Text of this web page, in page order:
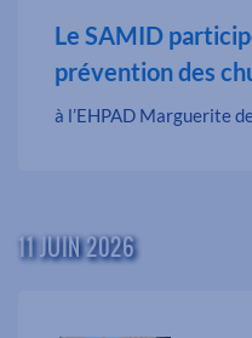
Le SAMID
prévention des
à l’EHPAD Marguerite
11 JUIN 2026